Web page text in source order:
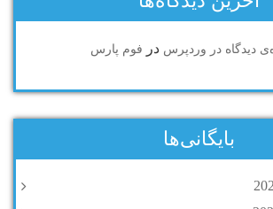
دیدگاه در وردپرس در فوم پارس
بایگانی‌ها